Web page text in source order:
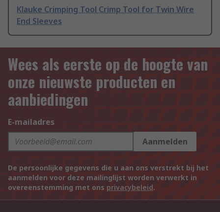
Klauke Crimping Tool Crimp Tool for Twin Wire
End Sleeves
Wees als eerste op de hoogte van
onze nieuwste producten en
aanbiedingen
E-mailadres
Aanmelden
De persoonlijke gegevens die u aan ons verstrekt bij het
aanmelden voor deze mailinglijst worden verwerkt in
overeenstemming met ons privacybeleid.